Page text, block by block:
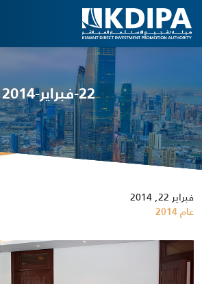
22-فبراير-2014
فبراير 22, 2014
عام 2014